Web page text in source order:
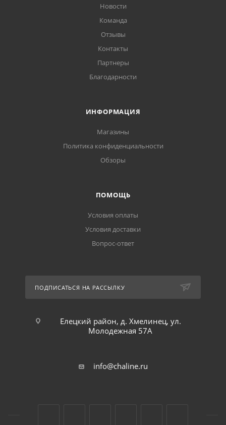
Новости
Команда
Отзывы
Контакты
Партнеры
Благодарности
ИНФОРМАЦИЯ
Магазины
Политика конфиденциальности
Обзоры
ПОМОЩЬ
Условия оплаты
Условия доставки
Вопрос-ответ
ПОДПИСАТЬСЯ НА РАССЫЛКУ
Елецкий район, д. Хмелинец, ул.
Молодежная 57А
info@chaline.ru